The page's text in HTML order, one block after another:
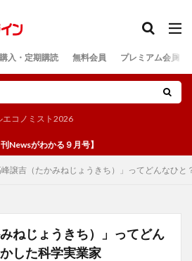
購入・定期購読 無料会員 プレミアム会員
エコノミスト2026
かる９月号】
峰譲吉（たかみねじょうきち）」ってどんなひ
ねじょうきち）」ってどん
した科学実業家
検索